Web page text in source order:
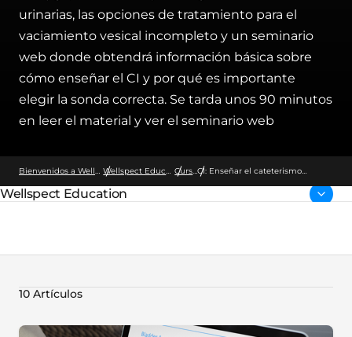
urinarias, las opciones de tratamiento para el
vaciamiento vesical incompleto y un seminario
web donde obtendrá información básica sobre
cómo enseñar el CI y por qué es importante
elegir la sonda correcta. Se tarda unos 90 minutos
en leer el material y ver el seminario web
Bienvenidos a Wellspect Wellspect Education CursosCI: Enseñar el cateterismo
Página parental:
Wellspect Education
10 Artículos